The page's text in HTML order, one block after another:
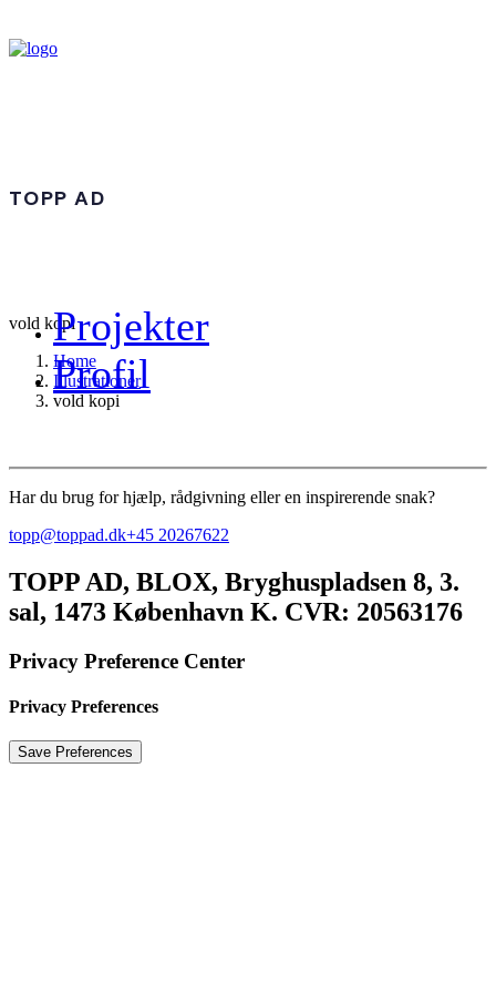
Projekter
Profil
TOPP AD
vold kopi
Home
Illustrationer
vold kopi
Har du brug for hjælp, rådgivning eller en inspirerende snak?
topp@toppad.dk+45 20267622
TOPP AD, BLOX, Bryghuspladsen 8, 3.
sal, 1473 København K. CVR: 20563176
Privacy Preference Center
Privacy Preferences